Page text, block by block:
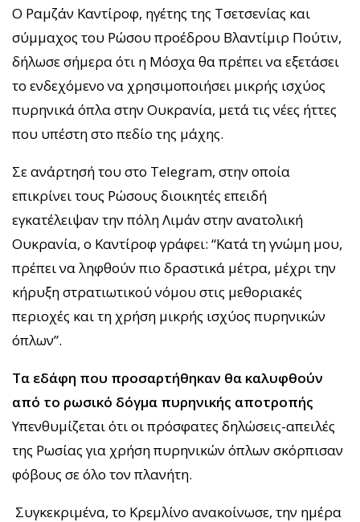
Ο Ραμζάν Καντίροφ, ηγέτης της Τσετσενίας και
σύμμαχος του Ρώσου προέδρου Βλαντίμιρ Πούτιν,
δήλωσε σήμερα ότι η Μόσχα θα πρέπει να εξετάσει
το ενδεχόμενο να χρησιμοποιήσει μικρής ισχύος
πυρηνικά όπλα στην Ουκρανία, μετά τις νέες ήττες
που υπέστη στο πεδίο της μάχης.
Σε ανάρτησή του στο Telegram, στην οποία
επικρίνει τους Ρώσους διοικητές επειδή
εγκατέλειψαν την πόλη Λιμάν στην ανατολική
Ουκρανία, ο Καντίροφ γράφει: “Κατά τη γνώμη μου,
πρέπει να ληφθούν πιο δραστικά μέτρα, μέχρι την
κήρυξη στρατιωτικού νόμου στις μεθοριακές
περιοχές και τη χρήση μικρής ισχύος πυρηνικών
όπλων”.
Τα εδάφη που προσαρτήθηκαν θα καλυφθούν
από το ρωσικό δόγμα πυρηνικής αποτροπής
Υπενθυμίζεται ότι οι πρόσφατες δηλώσεις-απειλές
της Ρωσίας για χρήση πυρηνικών όπλων σκόρπισαν
φόβους σε όλο τον πλανήτη.
Συγκεκριμένα, το Κρεμλίνο ανακοίνωσε, την ημέρα